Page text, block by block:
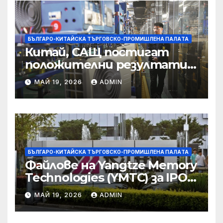
престъпност
БЪЛГАРО-КИТАЙСКА ТЪРГОВСКО-ПРОМИШЛЕНА ПАЛAТА
Китай, САЩ постигат
положителни резултати в
икономическите и
търговски консултации:
министерство
МАЙ 19, 2026 ADMIN
БЪЛГАРО-КИТАЙСКА ТЪРГОВСКО-ПРОМИШЛЕНА ПАЛAТА
Файлове на Yangtze Memory
Technologies (YMTC) за IPO
на STAR Market
МАЙ 19, 2026 ADMIN